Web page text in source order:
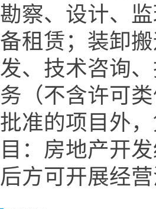
勘察、设计、
备租赁；装卸
发、技术咨询
务（不含许可
批准的项目外
目：房地产开
后方可开展经